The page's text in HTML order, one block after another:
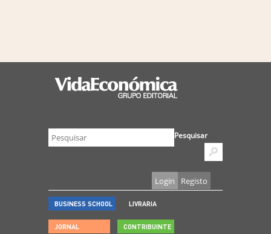
Pesquisar
Login Registo
BUSINESS SCHOOL LIVRARIA
JORNAL CONTRIBUINTE